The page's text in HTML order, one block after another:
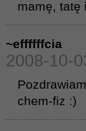
mamę, tatę
~effffffcia
2008-10-
chem-fiz :)